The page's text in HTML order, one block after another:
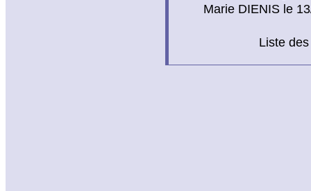
Marie DIENIS le
Liste